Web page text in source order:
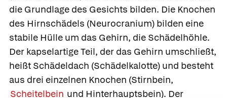
die Grundlage des Gesichts bilden. Die Knochen
des Hirnschädels (Neurocranium) bilden eine
stabile Hülle um das Gehirn, die Schädelhöhle.
Der kapselartige Teil, der das Gehirn umschließt,
heißt Schädeldach (Schädelkalotte) und besteht
aus drei einzelnen Knochen (Stirnbein,
Scheitelbein und Hinterhauptsbein). Der